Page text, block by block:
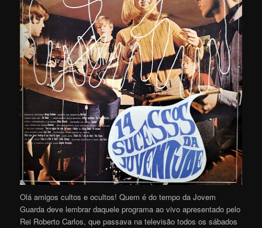
Olá amigos cultos e ocultos! Quem é do tempo da Jovem
Guarda deve lembrar daquele programa ao vivo apresentado pelo
Rei Roberto Carlos, que passava na televisão todos os sábados